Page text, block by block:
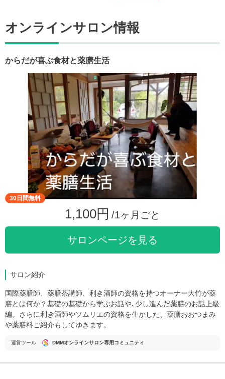
オンラインサロン情報
からだが喜ぶ食材と薬膳生活
30日間無料
1,100円 /1ヶ月ごと
サロンページを見る
サロン紹介
国際薬膳師、薬膳茶講師、利き酒師の資格を持つオーナー大竹が薬
膳とは何か？基礎の基礎から学ぶお話や､少し進んだ薬膳のお話上級
編。さらに利き酒師やソムリエの資格を生かした、薬膳おおつまみ
や薬膳料ご紹介もしてゆきます。
運営ツール DMMオンラインサロン専用コミュニティ